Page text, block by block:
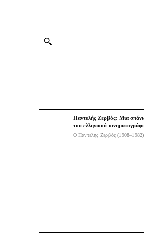
Παντελής Ζερβός: Μια
του ελληνικού
Ο Παντελής Ζερβός (1908–1982)